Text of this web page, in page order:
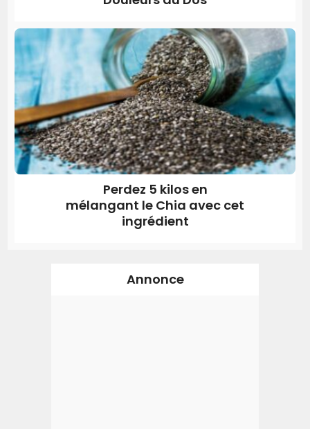
Perdez 5 kilos en
mélangant le Chia avec cet
ingrédient
Annonce